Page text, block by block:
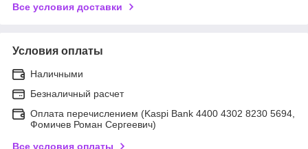
Все условия доставки
Условия оплаты
Наличными
Безналичный расчет
Оплата перечислением (Kaspi Bank 4400 4302 8230 5694,
Фомичев Роман Сергеевич)
Все условия оплаты